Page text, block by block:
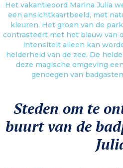
Het vakantieoord Marina Julia
een ansichtkaartbeeld, met
kleuren. Het groen van de
contrasteert met het blauw van
intensiteit alleen kan
helderheid van de zee. De
deze magische omgeving
genoegen van
Steden om te
buurt van de